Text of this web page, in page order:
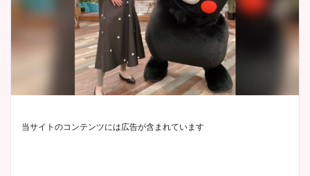
当サイトのコンテンツには広告が含まれています